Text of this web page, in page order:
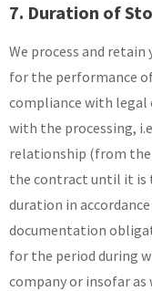
7. Duration of
We process and retain
for the performance
compliance with legal
with the processing,
relationship (from
the contract until it is
duration in
documentation
for the period during
company or insofar